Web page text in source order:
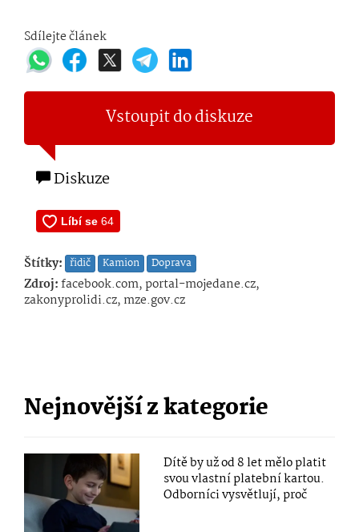
Sdílejte článek
Vstoupit do diskuze
Diskuze
Štítky: řidič Kamion Doprava
Zdroj:facebook.com, portal-mojedane.cz,
zakonyprolidi.cz, mze.gov.cz
Nejnovější z kategorie
Dítě by už od 8 let mělo platit
svou vlastní platební kartou.
Odborníci vysvětlují, proč